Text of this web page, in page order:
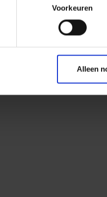
Voorkeuren
Alleen